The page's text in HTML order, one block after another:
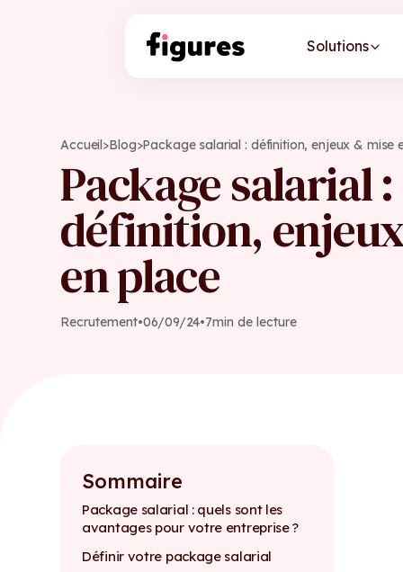
Solutions
Accueil>Blog>Package salarial : définition, enjeux & mise
Package salarial :
définition,
en place
Recrutement•06/09/24•7min de lecture
Sommaire
Package salarial : quels sont les
avantages pour votre entreprise ?
Définir votre package salarial